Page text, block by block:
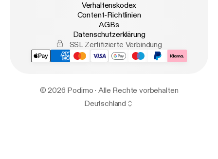
Verhaltenskodex
Content-Richtlinien
AGBs
Datenschutzerklärung
SSL Zertifizierte Verbindung
© 2026 Podimo · Alle Rechte vorbehalten
Deutschland